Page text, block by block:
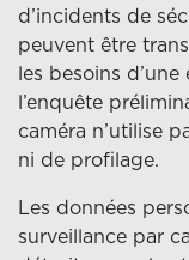
d’incidents de
peuvent être
les besoins
l’enquête
caméra n’utilise
ni de profilage.
Les données
surveillance par